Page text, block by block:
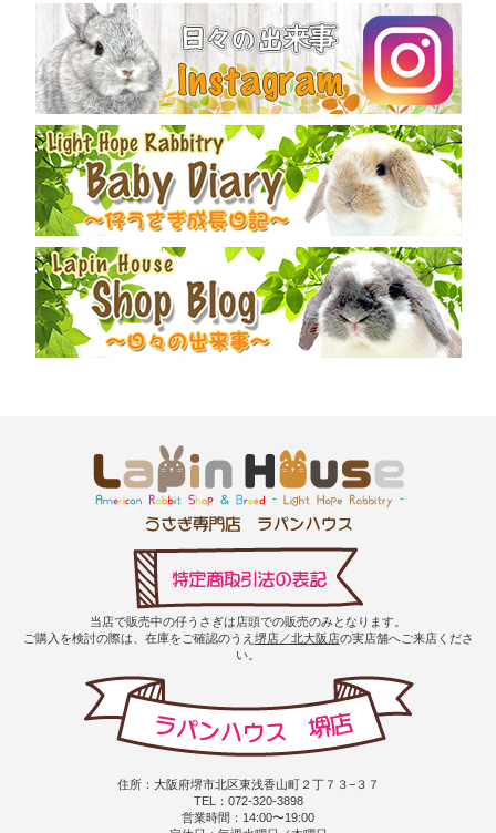
当店で販売中の仔うさぎは店頭での販売のみとなります。
ご購入を検討の際は、在庫をご確認のうえ 堺店／北大阪店の実店舗へご来店くださ
い。
住所：大阪府堺市北区東浅香山町２丁７３−３７
TEL：072-320-3898
営業時間：14:00〜19:00